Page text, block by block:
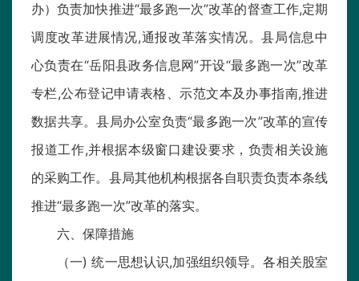
办）负责加快推进“最多跑一次”改革的督查工作,定期
调度改革进展情况,通报改革落实情况。县局信息中
心负责在“岳阳县政务信息网”开设“最多跑一次”改革
专栏,公布登记申请表格、示范文本及办事指南,推进
数据共享。县局办公室负责“最多跑一次”改革的宣传
报道工作,并根据本级窗口建设要求，负责相关设施
的采购工作。县局其他机构根据各自职责负责本条线
推进“最多跑一次”改革的落实。
六、保障措施
（一) 统一思想认识,加强组织领导。各相关股室